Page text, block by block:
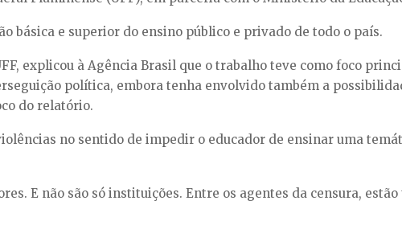
básica e superior do ensino público e privado de todo o país.
explicou à Agência Brasil que o trabalho teve como foco
política, embora tenha envolvido também a
do relatório.
no sentido de impedir o educador de ensinar uma
E não são só instituições. Entre os agentes da censura,